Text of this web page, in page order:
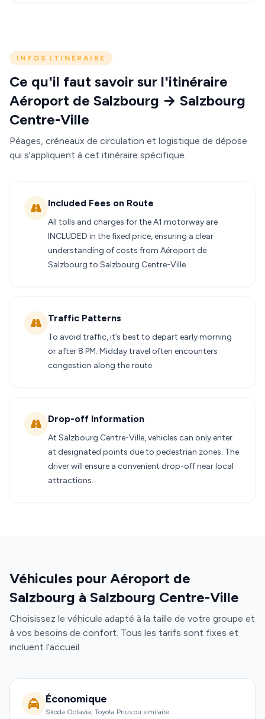
INFOS ITINÉRAIRE
Ce qu'il faut savoir sur l'itinéraire
Aéroport de Salzbourg → Salzbourg
Centre-Ville
Péages, créneaux de circulation et logistique de dépose
qui s'appliquent à cet itinéraire spécifique.
Included Fees on Route
All tolls and charges for the A1 motorway are
INCLUDED in the fixed price, ensuring a clear
understanding of costs from Aéroport de
Salzbourg to Salzbourg Centre-Ville.
Traffic Patterns
To avoid traffic, it’s best to depart early morning
or after 8 PM. Midday travel often encounters
congestion along the route.
Drop-off Information
At Salzbourg Centre-Ville, vehicles can only enter
at designated points due to pedestrian zones. The
driver will ensure a convenient drop-off near local
attractions.
Véhicules pour Aéroport de
Salzbourg à Salzbourg Centre-Ville
Choisissez le véhicule adapté à la taille de votre groupe et
à vos besoins de confort. Tous les tarifs sont fixes et
incluent l’accueil.
Économique
Skoda Octavia, Toyota Prius ou similaire